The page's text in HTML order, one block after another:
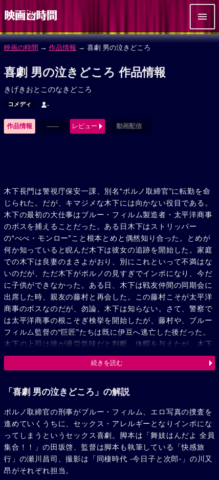
映画の時間 → 作品情報 → 喜劇 男の泣きどころ
喜劇 男の泣きどころ 作品情報
きげきおとこのなきどころ
コメディ -
作品情報 ------ レビュー 動画配信
木下長門は警視庁保安一課、別名“ポルノ取締官”に転勤を命
じられた。だが、キマジメな木下には向かない役目である。
木下の最初の大仕事はブルー・フィルム製造者・太平洋商事
のボスを捕えることだった。ある日木下はストリッパー
の“べべ・モンロー”こと根本とめと偶然知り合った。とめが
何か知っていると睨んだ木下は彼女の追跡を開始した。家庭
での木下は良妻のまさよがおり、別にこれといって不満はな
いのだが、ただ木下がポルノの見すぎでインポになり、今だ
に子供ができなかった。ある日、木下は戦友仲間の同期会に
出席した時、親友の藤村と再会した。この藤村こそが太平洋
商事のボスなのだが、勿論、木下は知らない。さて、警察で
は太平洋商事の根こそぎ検挙を開始したが、藤村や、ブルー
フィルム監督の“巨匠”たちは既に伊豆へ逃亡した後だった。
木下の上司は彼が過労気味だと判断、休暇を与えたが、木下
には少しも静養にならない。そんなある日、木下はおでん屋
で藤村と顔を合わせた。木下は藤村がボスだとまだ知らな
をとめのアパートへ残して帰って行った。木下はとめを追跡
下に好意を寄せていたのだった。翌朝、目覚めた木下は、と
めと一晩共にした事を知り驚いた。さらに彼の“男”が復活し
ているのを知り、急いで家に帰り、まさよを抱いた。数日
後、まさよは妊娠した。男になった木下！ やがて、ブルー・
フィルム一味も逮捕された。ボスが藤村だったと知った木下
は複雑な気持ちで藤村を訊問するのだった。北陸のある港の
続きを読む
「喜劇 男の泣きどころ」の解説
ポルノ取締官の刑事がブルー・フィルム、エロ写真の捜査を
進めていくうちに、セックス・アレルギーとなりインポにな
ってしまうというセックス喜劇。脚本は「舞妓はんだよ 全員
集合！！」の田坂啓、監督は脚本も執筆している「快感旅
行」の瀬川昌司、撮影は「同棲時代 -今日子と次郎-」の川又
昂がそれぞれ担当。